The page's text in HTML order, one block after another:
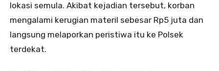
lokasi semula. Akibat kejadian tersebut, korban
mengalami kerugian materil sebesar Rp5 juta dan
langsung melaporkan peristiwa itu ke Polsek
terdekat.